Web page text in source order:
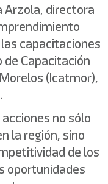
Arzola, directora
capacitaciones
Capacitación
(Icatmor),
no sólo
la región, sino
de los
oportunidades